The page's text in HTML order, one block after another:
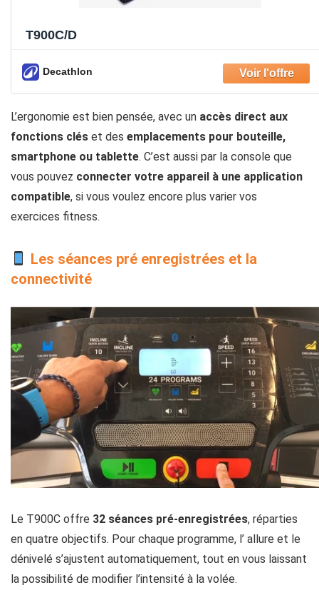
T900C/D
Decathlon
L’ergonomie est bien pensée, avec un accès direct aux
fonctions clés et des emplacements pour bouteille,
smartphone ou tablette. C’est aussi par la console que
vous pouvez connecter votre appareil à une application
compatible, si vous voulez encore plus varier vos
exercices fitness.
Les séances pré enregistrées et la
connectivité
Le T900C offre 32 séances pré-enregistrées, réparties
en quatre objectifs. Pour chaque programme, l’ allure et le
dénivelé s’ajustent automatiquement, tout en vous laissant
la possibilité de modifier l’intensité à la volée.